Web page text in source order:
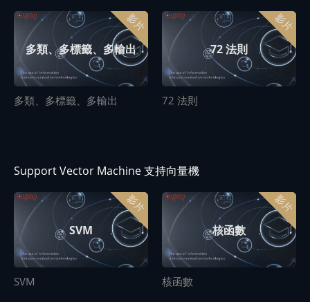
影片
多類、多標籤、多輸出
多類、多標籤、多輸出
影片
72 法則
72 法則
Support Vector Machine 支持向量機
影片
SVM
SVM
影片
核函數
核函數